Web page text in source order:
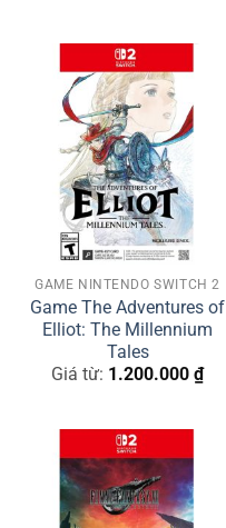
GAME NINTENDO SWITCH 2
Game The Adventures of
Elliot: The Millennium
Tales
Giá từ: 1.200.000 ₫